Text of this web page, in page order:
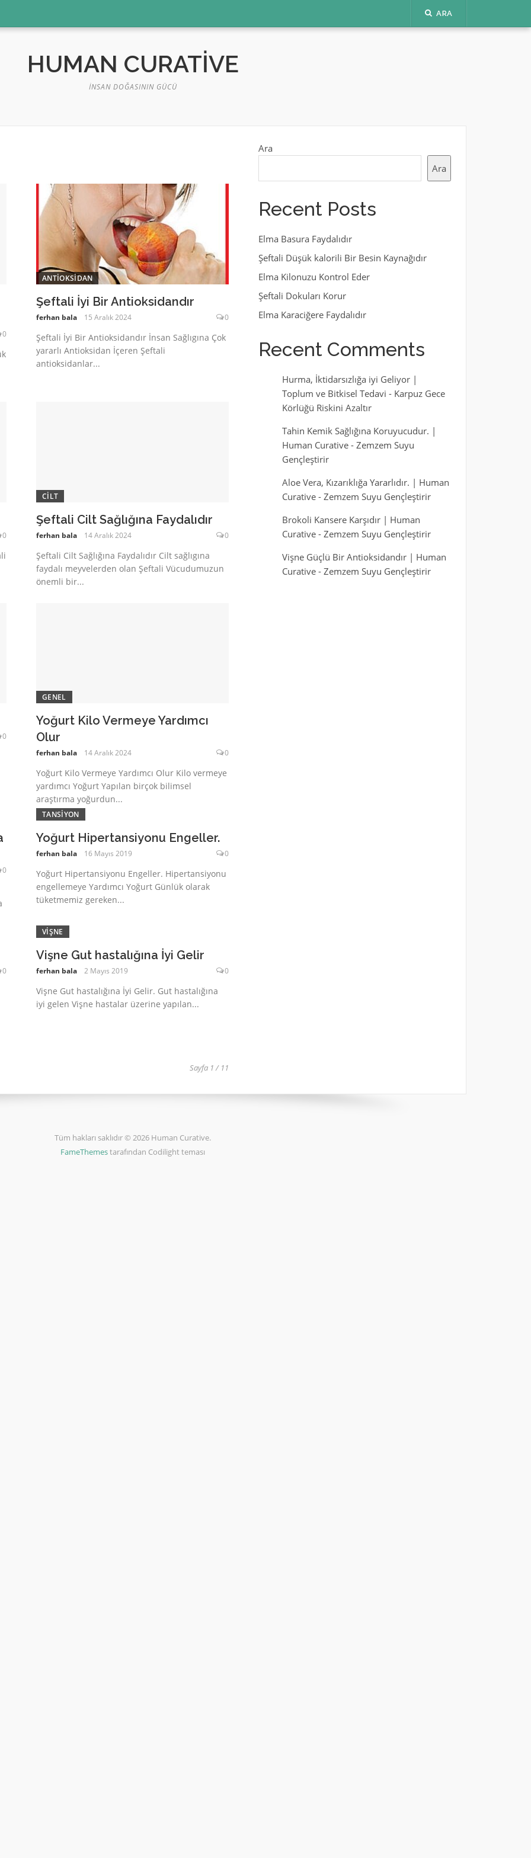
ARA
HUMAN CURATIVE
İNSAN DOĞASININ GÜCÜ
0
ANTIOKSIDAN
Şeftali İyi Bir Antioksidandır
ferhan bala 15 Aralık 2024 0
Şeftali İyi Bir Antioksidandır İnsan Sağlıgına Çok
yararlı Antioksidan İçeren Şeftali
antioksidanlar...
0
CILT
Şeftali Cilt Sağlığına Faydalıdır
ferhan bala 14 Aralık 2024 0
Şeftali Cilt Sağlığına Faydalıdır Cilt sağlıgına
faydalı meyvelerden olan Şeftali Vücudumuzun
önemli bir...
0
GENEL
Yoğurt Kilo Vermeye Yardımcı
Olur
ferhan bala 14 Aralık 2024 0
Yoğurt Kilo Vermeye Yardımcı Olur Kilo vermeye
yardımcı Yoğurt Yapılan birçok bilimsel
araştırma yoğurdun...
0
TANSIYON
Yoğurt Hipertansiyonu Engeller.
ferhan bala 16 Mayıs 2019 0
Yoğurt Hipertansiyonu Engeller. Hipertansiyonu
engellemeye Yardımcı Yoğurt Günlük olarak
tüketmemiz gereken...
0
VIŞNE
Vişne Gut hastalığına İyi Gelir
ferhan bala 2 Mayıs 2019 0
Vişne Gut hastalığına İyi Gelir. Gut hastalığına
iyi gelen Vişne hastalar üzerine yapılan...
Sayfa 1 / 11
Ara
Ara
Recent Posts
Elma Basura Faydalıdır
Şeftali Düşük kalorili Bir Besin Kaynağıdır
Elma Kilonuzu Kontrol Eder
Şeftali Dokuları Korur
Elma Karaciğere Faydalıdır
Recent Comments
Hurma, İktidarsızlığa iyi Geliyor |
Toplum ve Bitkisel Tedavi - Karpuz Gece
Körlüğü Riskini Azaltır
Tahin Kemik Sağlığına Koruyucudur. |
Human Curative- Zemzem Suyu
Gençleştirir
Aloe Vera, Kızarıklığa Yararlıdır. | Human
Curative- Zemzem Suyu Gençleştirir
Brokoli Kansere Karşıdır | Human
Curative- Zemzem Suyu Gençleştirir
Vişne Güçlü Bir Antioksidandır | Human
Curative- Zemzem Suyu Gençleştirir
Tüm hakları saklıdır © 2026 Human Curative.
FameThemestarafından Codilight teması